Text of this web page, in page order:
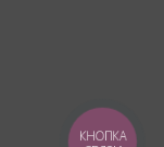
КНОПКА